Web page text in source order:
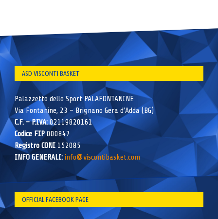
ASD VISCONTI BASKET
Palazzetto dello Sport PALAFONTANINE
Via Fontanine, 23 – Brignano Gera d’Adda (BG)
C.F. – P.IVA:02119820161
Codice FIP000847
Registro CONI 152085
INFO GENERALI: info@viscontibasket.com
OFFICIAL FACEBOOK PAGE